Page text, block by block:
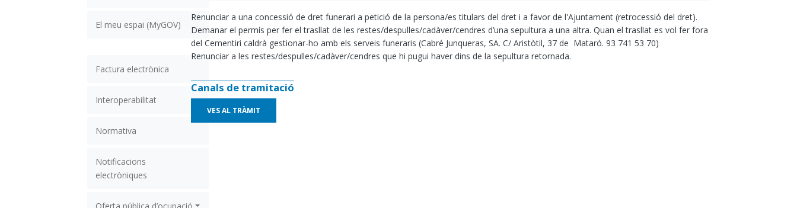
El meu espai (MyGOV)
Factura electrònica
Interoperabilitat
Normativa
Notificacions
electròniques
Renunciar a una concessió de dret funerari a petició de la persona/es titulars del dret i a favor de l'Ajuntament (retrocessió del dret).
Demanar el permís per fer el trasllat de les restes/despulles/cadàver/cendres d’una sepultura a una altra. Quan el trasllat es vol fer fora
del Cementiri caldrà gestionar-ho amb els serveis funeraris (Cabré Junqueras, SA. C/ Aristòtil, 37 de Mataró. 93 741 53 70)
Renunciar a les restes/despulles/cadàver/cendres que hi pugui haver dins de la sepultura retornada.
Canals de tramitació
VES AL TRÀMIT